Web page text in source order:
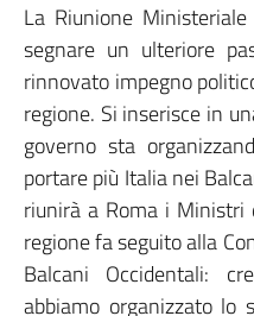
La Riunione
segnare un ulteriore
rinnovato impegno
regione. Si inserisce in
governo sta
portare più Italia nei
riunirà a Roma i Ministri
regione fa seguito alla
Balcani Occidentali:
abbiamo organizzato lo